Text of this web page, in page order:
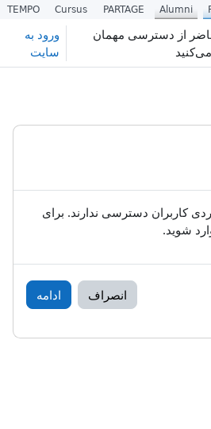
از دسترسی مهمان
ورود به
سایت
کاربران دسترسی ندارند. برای
شوید.
انصراف ادامه
Alumni
PARTAGE
Cursus
TEMPO